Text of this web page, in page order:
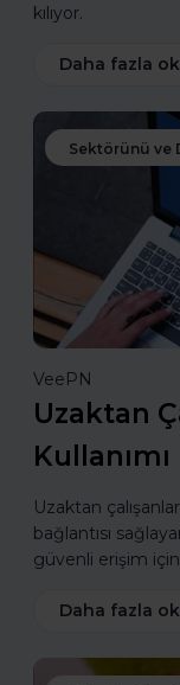
kılıyor.
Daha fazla
Sektörünü ve
VeePN
Uzaktan
Kullanımı
Uzaktan
bağlantısı
güvenli erişim
Daha fazla